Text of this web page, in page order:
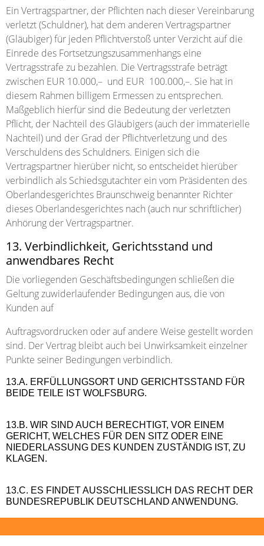
Ein Vertragspartner, der Pflichten nach dieser Vereinbarung
verletzt (Schuldner), hat dem anderen Vertragspartner
(Gläubiger) für jeden Pflichtverstoß unter Verzicht auf die
Einrede des Fortsetzungszusammenhangs eine
Vertragsstrafe zu bezahlen. Die Vertragsstrafe beträgt
zwischen EUR 10.000,– und EUR 100.000,–. Sie hat in
diesem Rahmen billigem Ermessen zu entsprechen.
Maßgeblich hierfür sind die Bedeutung der verletzten
Pflicht, der Nachteil des Gläubigers (auch der immaterielle
Nachteil) und der Grad der Pflichtverletzung und des
Verschuldens des Schuldners. Einigen sich die
Vertragspartner hierüber nicht, so entscheidet hierüber
verbindlich als Schiedsgutachter ein vom Präsidenten des
Oberlandesgerichtes Braunschweig benannter Richter
dieses Oberlandesgerichtes nach (auch nur schriftlicher)
Anhörung der Vertragspartner.
13. Verbindlichkeit, Gerichtsstand und
anwendbares Recht
Die vorliegenden Geschäftsbedingungen schließen die
Geltung zuwiderlaufender Bedingungen aus, die von
Kunden auf
Auftragsvordrucken oder auf andere Weise gestellt worden
sind. Der Vertrag bleibt auch bei Unwirksamkeit einzelner
Punkte seiner Bedingungen verbindlich.
13.A. ERFÜLLUNGSORT UND GERICHTSSTAND FÜR
BEIDE TEILE IST WOLFSBURG.
13.B. WIR SIND AUCH BERECHTIGT, VOR EINEM
GERICHT, WELCHES FÜR DEN SITZ ODER EINE
NIEDERLASSUNG DES KUNDEN ZUSTÄNDIG IST, ZU
KLAGEN.
13.C. ES FINDET AUSSCHLIESSLICH DAS RECHT DER
BUNDESREPUBLIK DEUTSCHLAND ANWENDUNG.